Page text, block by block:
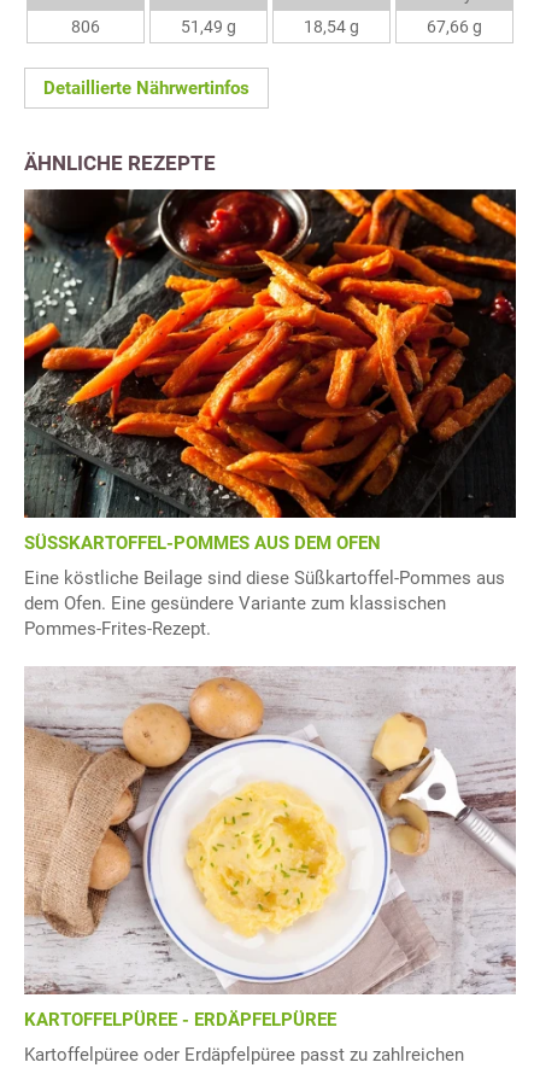
806
51,49 g
18,54 g
67,66 g
Detaillierte Nährwertinfos
ÄHNLICHE REZEPTE
SÜSSKARTOFFEL-POMMES AUS DEM OFEN
Eine köstliche Beilage sind diese Süßkartoffel-Pommes aus
dem Ofen. Eine gesündere Variante zum klassischen
Pommes-Frites-Rezept.
KARTOFFELPÜREE - ERDÄPFELPÜREE
Kartoffelpüree oder Erdäpfelpüree passt zu zahlreichen